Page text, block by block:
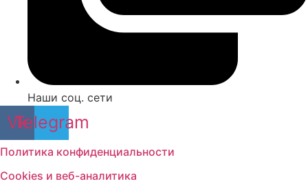
Наши соц. сети
Vk
Telegram
Политика конфиденциальности
Cookies и веб-аналитика